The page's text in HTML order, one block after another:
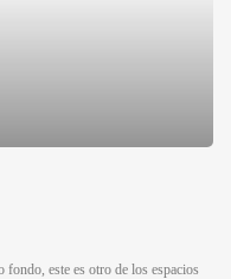
fondo, este es otro de los espacios